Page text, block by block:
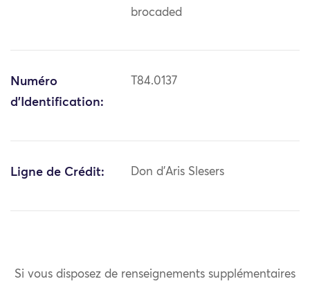
brocaded
Numéro
d'Identification:
T84.0137
Ligne de Crédit: Don d'Aris Slesers
Si vous disposez de renseignements supplémentaires